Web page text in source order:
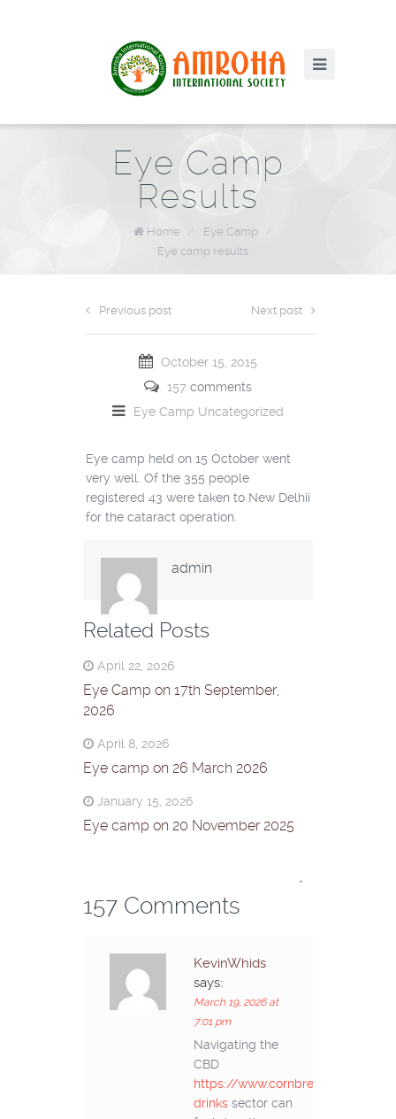
Eye Camp
Results
Home / Eye Camp
/
Eye camp results
Previous post Next post
October 15, 2015
157 comments
Eye Camp Uncategorized
Eye camp held on 15 October went
very well. Of the 355 people
registered 43 were taken to New Delhii
for the cataract operation.
admin
Related Posts
April 22, 2026
Eye Camp on 17th September,
2026
April 8, 2026
Eye camp on 26 March 2026
January 15, 2026
Eye camp on 20 November 2025
157 Comments
KevinWhids
says:
March 19, 2026 at
7:01 pm
Navigating the
CBD
https://
drinks sector can
*